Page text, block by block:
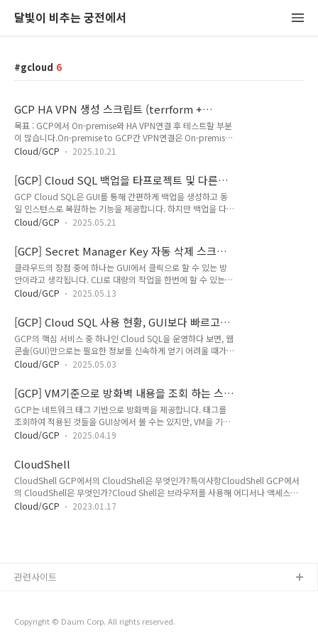
달빛이 비추는 궁전에서
gcloud 6
GCP HA VPN 생성 스크립트 (terrform +
gcloud)
목표 : GCP에서 On-premise와 HA VPN연결 후 테스트할 부분
이 많습니다.On-premise to GCP간 VPN연결은 On-premise
장비나 오픈소스를 이용해 설치하고 테스트 해야됩니다.하여,
나 신규로 사용할 변수명을 입력받아 terrform 파일을 생성합니
다.그리고 main.tf, variables.tf, terraform.tfvars 파일을 생성
하여 둡니다.terrform apply 실행까지 이어서 진행되므로 바로
VPN구성 후 테스트가 가능합니다.테스트가 끝난 후에는
terraform destroy -auto-approve 명령을 통해 리소스 삭제
대..
Cloud/GCP 2025.10.21
[GCP] Cloud SQL 백업을 타프로젝트 및 다른
인스턴스로 복원하기 (gcloud+shell script)
GCP Cloud SQL은 GUI를 통해 간편하게 백업을 생성하고 동
일 인스턴스로 복원하는 기능을 제공합니다. 하지만 백업을 다른
새 인스턴스나 다른 프로젝트의 인스턴스로 복원해야 할 경우,
기능이 CLI에서 지원되는 경우가 있습니다. Cloud SQL의 내장
백업은 파일 형태로 직접 내보내기(Export)를 지원하지 않으며,
데이터를 파일로 옮기려면 mysqldump와 같은 별도의 내보내
기 작업을 통해 Cloud Storage 버킷 등에 저장한 후 다시 가져
오기(Import) 해야 합니다. 이와 달리, gcloud CLI를 사용하면
트)로 복원할 수 있습니다. 이는 mysq..
Cloud/GCP 2025.05.21
[GCP] Secret Manager Key 자동 삭제 스크립
트
클라우드의 장점 중에 하나는 GUI에서 클릭으로 할 수 있는 방
안이라고 생각됩니다. CLI로 대량의 작업을 한번에 할 수 있는
방안도 있지만간단하게 필요할때 화면에 나오는 설명을 따라서
위에 쓴대로 대량의 작업을 한번에 하는건 GUI로는 힘듭니다.
이번 스크립트는 GCP의 Secret Manager 서비스에 있는 리소
스들을 프로젝트 단위에서 삭제하는 방안을 작성하였습니다. 해
당 삭제 스크립트를 만들게 된 계기는 다음과 같습니다. GCP에
서 프로젝트가 필요없게 되면 정리를 해야되는데 결제계정을 빼
안도 있습니다. 다만 여러 이유로 프로젝트가 존재할 필요가 있
을때는 비용이 발생되는 리소..
Cloud/GCP 2025.05.13
[GCP] Cloud SQL 사용 현황, GUI보다 빠르고
정확하게 파악하기 (gcloud & Shell Script 활
용)
GCP의 핵심 서비스 중 하나인 Cloud SQL을 운영하다 보면, 웹
콘솔(GUI)만으로는 필요한 정보를 신속하게 얻기 어려울 때가
있습니다. 여러 인스턴스의 머신 타입을 비교하거나, 할당된 용
가용성) 구성 여부를 한눈에 파악하고 싶을 때 GUI는 종종 여러
번의 클릭과 페이지 이동을 요구하여 번거로움을 느끼게 합니다.
이러한 불편함을 해소하고자 gcloud와 쉘스크립트를 활용하여
터미널 환경에서 Cloud SQL 현황을 파악하는 방법들을 작성하
였습니다. GCP 인프라 관리자, DevOps 엔지니어, DBA 등
들에 대한 해결책을 제시하는 것을 목표로 합니다. 본문에서는
먼저..
Cloud/GCP 2025.05.03
[GCP] VM기준으로 방화벽 내용을 조회 하는 스
크립트
GCP는 네트워크 태그 기반으로 방화벽을 제공합니다. 태그를
조회하여 적용된 것들을 GUI상에서 볼 수는 있지만, VM을 기반
으로 연결된 방화벽 정책을 한번에 보여주는 GCP 기본 기능은
에서 정보 수집시 방화벽이 VM별로 어떻게 설정되어 있는지 한
번에 조회할 필요가 있어 스크립트를 통해 하는 방안을 작성하였
습니다. 2가지 방안으로 작성하였습니다.프로젝트 별 수집하는
방안조직에서 프로젝트별로 수집하는 방안 프로젝트 기반이며,
Cloud/GCP 2025.04.19
CloudShell
CloudShell GCP에서의 CloudShell은 무엇인가?특이사항CloudShell GCP에서
의 CloudShell은 무엇인가?Cloud Shell은 브라우저를 사용해 어디서나 액세스할
수 있는 온라인 개발 및 운영 환경gcloud 명령줄 도구, kubectl 등의 유틸리티가 미
Cloud/GCP 2023.01.17
Copyright © Daum Corp. All rights reserved.
관련사이트